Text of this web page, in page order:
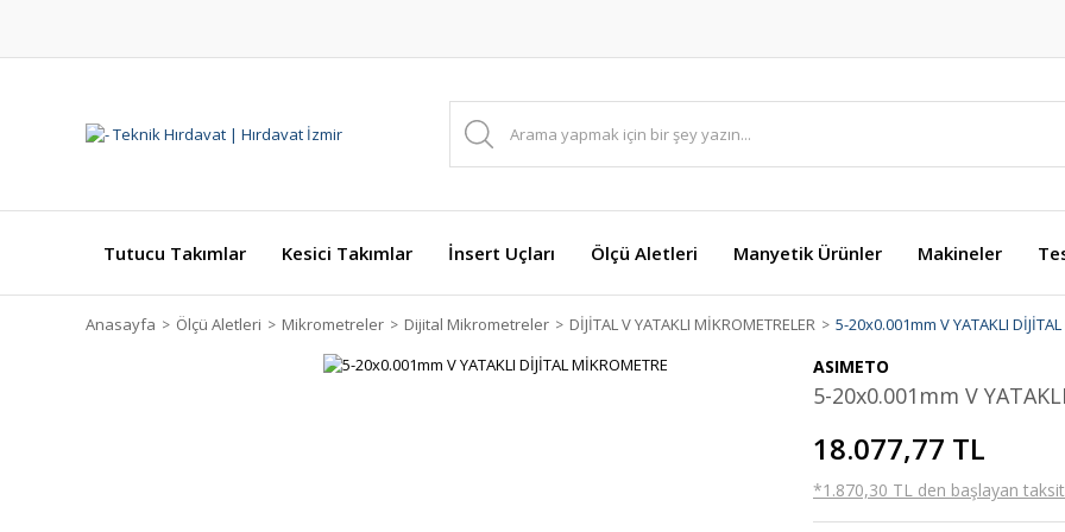
Tutucu Takımlar Kesici Takımlar İnsert Uçları Ölçü Aletleri Manyetik Ürünler Makineler
Anasayfa Ölçü Aletleri Mikrometreler Dijital Mikrometreler DİJİTAL V YATAKLI MİKROMETRELER 5-20x0.001mm V YATAKLI
ASIMETO
5-20x0.001mm V
18.077,77 TL
*1.870,30 TL den başlayan